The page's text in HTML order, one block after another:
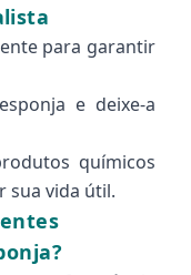
para garantir
e deixe-a
químicos
sua vida útil.